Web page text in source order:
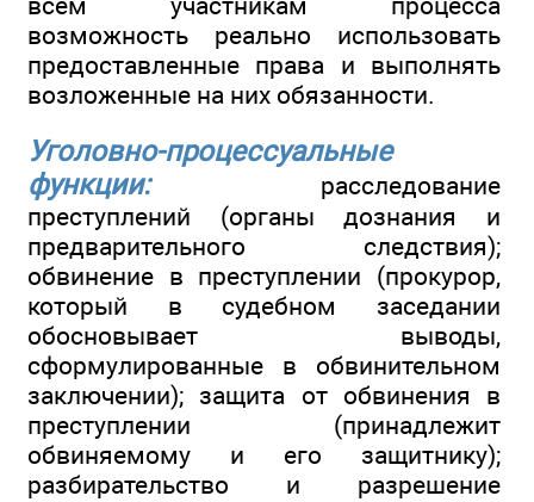
возможность реально использовать
предоставленные права и выполнять
возложенные на них обязанности.
Уголовно-процессуальные
функции:расследование
преступлений (органы дознания и
предварительного следствия);
обвинение в преступлении (прокурор,
который в судебном заседании
обосновывает выводы,
сформулированные в обвинительном
заключении); защита от обвинения в
преступлении (принадлежит
обвиняемому и его защитнику);
разбирательство и разрешение